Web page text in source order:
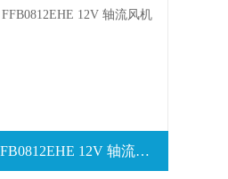
台达DELTA FFB0812EHE 12V 轴流风机